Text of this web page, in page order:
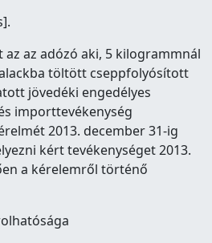
az adózó aki, 5 kilogrammnál
töltött csеppfolyósított
jövedéki engedélyes
importtevékеnység
2013. december 31-ig
kért tevékenységet 2013.
а kérelemről történő